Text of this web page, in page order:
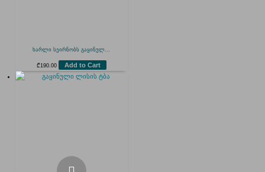
ხარლი სეირნობს გაყინულ...
₾ 190.00 Add to Cart